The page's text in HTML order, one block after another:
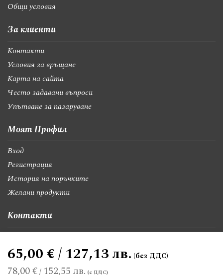
78,00 €/ 152,55 лв.
65,00 € / 127,13 лв.
Общи условия
За клиенти
Контакти
Условия за връщане
Карта на сайта
Често задавани въпроси
Упътване за пазаруване
Моят Профил
Вход
Регистрация
История на поръчките
Желани продукти
Контакти
giftsbgnet@gmail.com
+359 89 9528300
+359 89 8580494